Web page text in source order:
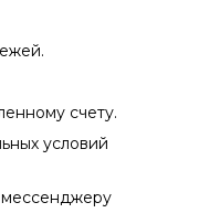
счету.
условий